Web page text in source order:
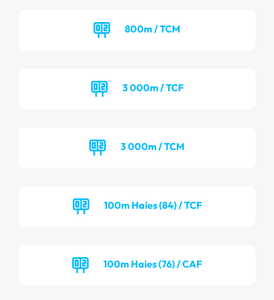
800m / TCM
3 000m / TCF
3 000m / TCM
100m Haies (84) / TCF
100m Haies (76) / CAF